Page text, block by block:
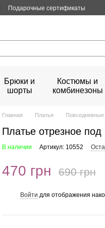
Подарочные сертификаты
Брюки и
шорты
Костюмы и
комбинезоны
Главная Платья Повседневные
Платье отрезное под
В наличии Артикул: 10552
470 грн 690 грн
Войти для отображения